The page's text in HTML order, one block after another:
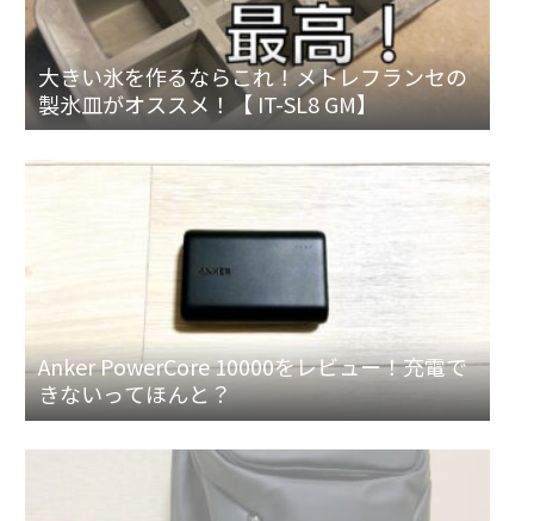
大きい氷を作るならこれ！メトレフランセの
製氷皿がオススメ！【 IT-SL8 GM】
Anker PowerCore 10000をレビュー！充電で
きないってほんと？